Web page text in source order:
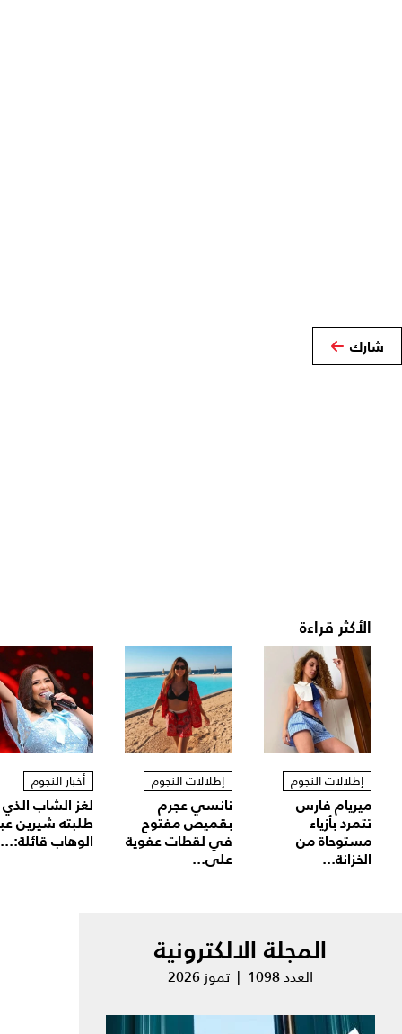
شارك
الأكثر قراءة
إطلالات النجوم
ميريام فارس
تتمرد بأزياء
مستوحاة من
الخزانة...
إطلالات النجوم
نانسي عجرم
بقميص مفتوح
في لقطات عفوية
على...
أخبار النجوم
لغز الشاب الذي
طلبته شيرين
الوهاب قائلة:...
المجلة الالكترونية
العدد 1098 | تموز 2026